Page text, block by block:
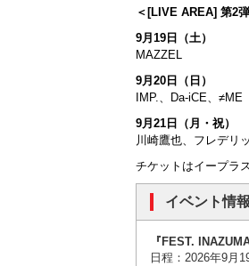
＜[LIVE AREA] 第2
9月19日（土）
MAZZEL
9月20日（日）
IMP.、Da-iCE、≠ME
9月21日（月・祝）
川崎鷹也、フレデリ
チケットはイープラ
イベント情報
『FEST.
日程：2026年9月